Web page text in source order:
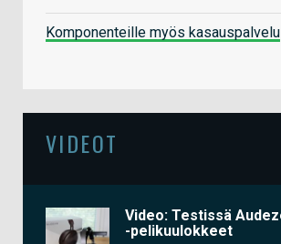
Komponenteille myös kasauspalvelu
VIDEOT
Video: Testissä
-pelikuulokkeet